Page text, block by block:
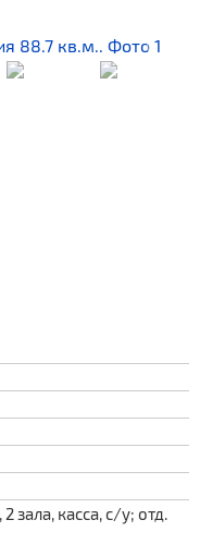
зала, касса, с/у; отд.